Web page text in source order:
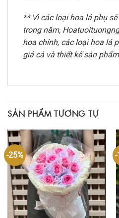
** Vì các loại hoa lá phụ
trong năm,
hoa chính, các loại hoa lá
giá cả và thiết kế sản
SẢN PHẨM TƯƠNG TỰ
-25%